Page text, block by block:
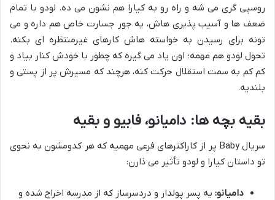
روسپی گری می شه و راه رو به کیارا هم نشون می ده. لودو با تمام
ضعف ها و آسیب پذیری هاش، یه جور جسارت خاص هم داره و می
تونه برای رسیدن به خواسته هاش کارهای غیرمنتظره ای بکنه.
تحول لودو هم مهمه؛ اون یاد می گیره که چطور با خودش کنار بیاد و
کم کم به سمت استقلال حرکت کنه، هرچند که مسیرش پر از پستی و
بلندیه.
بقیه بچه ها: دامیانو، فابیو و بقیه
سریال Baby پر از کاراکترهای فرعی مهمیه که هر کدومشون به نحوی
تو داستان کیارا و لودو تأثیر می ذارن:
دامیانو: یه پسر پولدار و دردسرساز که از مدرسه اخراج شده و